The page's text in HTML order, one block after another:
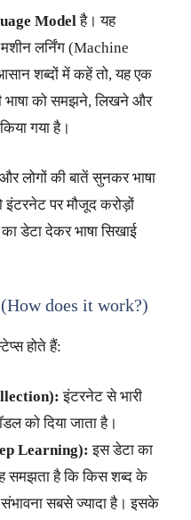
Modelहै। यह
लर्निंग (Machine
शब्दों में कहें तो, यह एक
भाषा को समझने, लिखने और
गया है।
लोगों की बातें सुनकर भाषा
पर मौजूद करोड़ों
डेटा देकर भाषा सिखाई
does it work?)
होते हैं:
इंटरनेट से भारी
को दिया जाता है।
Learning): इस डेटा का
समझता है कि किस शब्द के
सबसे ज्यादा है। इसके